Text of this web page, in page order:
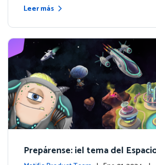
Leer más
Prepárense: ¡el tema del